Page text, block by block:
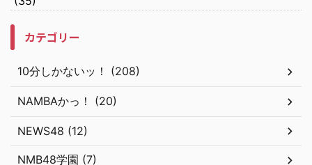
カテゴリー
10分しかないッ！ (208)
NAMBAかっ！ (20)
NEWS48 (12)
NMB48学園 (7)